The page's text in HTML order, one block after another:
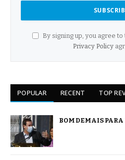
By signing up, you agree
Privacy Policy
POPULAR RECENT TOP
BOM DEMAIS PARA